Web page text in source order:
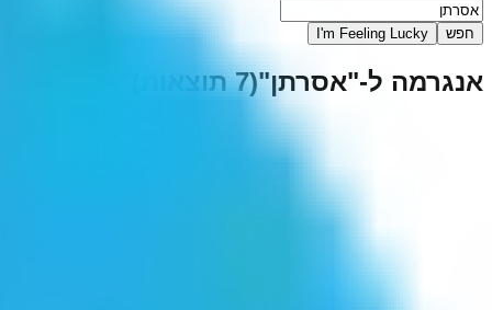
חפש I'm Feeling Lucky
אנגרמה ל-"אסרתן"
(
7תוצאות)